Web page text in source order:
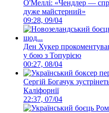
О'Меллі: «Чендлер —
дуже майстерний»
09:28, 09/04
Ден Хукер
у бою з Топурією
00:27, 08/04
Сергій Богачук
Каліфорнії
22:37, 07/04